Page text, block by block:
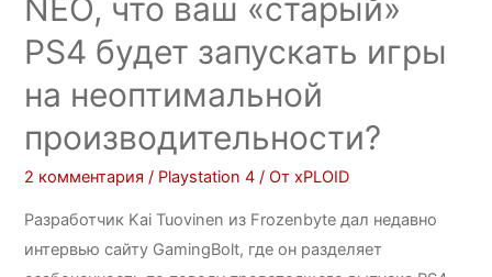
NEO, что ваш «старый»
PS4 будет запускать игры
на неоптимальной
производительности?
2 комментария / Playstation 4 / ОтxPLOID
Разработчик Kai Tuovinen из Frozenbyte дал недавно
интервью сайту GamingBolt, где он разделяет